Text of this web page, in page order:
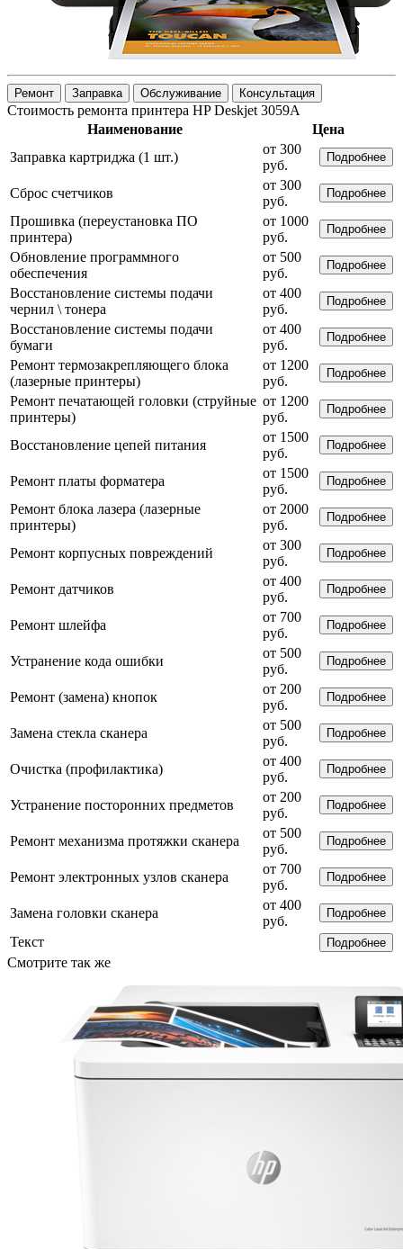
Ремонт Заправка Обслуживание Консультация
Стоимость ремонта принтера HP Deskjet 3059А
Наименование
Цена
Заправка картриджа (1 шт.)
от 300
руб.
Подробнее
Сброс счетчиков
от 300
руб.
Подробнее
Прошивка (переустановка ПО
принтера)
от 1000
руб.
Подробнее
Обновление программного
обеспечения
от 500
руб.
Подробнее
Восстановление системы подачи
чернил \ тонера
от 400
руб.
Подробнее
Восстановление системы подачи
бумаги
от 400
руб.
Подробнее
Ремонт термозакрепляющего блока
(лазерные принтеры)
от 1200
руб.
Подробнее
Ремонт печатающей головки (струйные
принтеры)
от 1200
руб.
Подробнее
Восстановление цепей питания
от 1500
руб.
Подробнее
Ремонт платы форматера
от 1500
руб.
Подробнее
Ремонт блока лазера (лазерные
принтеры)
от 2000
руб.
Подробнее
Ремонт корпусных повреждений
от 300
руб.
Подробнее
Ремонт датчиков
от 400
руб.
Подробнее
Ремонт шлейфа
от 700
руб.
Подробнее
Устранение кода ошибки
от 500
руб.
Подробнее
Ремонт (замена) кнопок
от 200
руб.
Подробнее
Замена стекла сканера
от 500
руб.
Подробнее
Очистка (профилактика)
от 400
руб.
Подробнее
Устранение посторонних предметов
от 200
руб.
Подробнее
Ремонт механизма протяжки сканера
от 500
руб.
Подробнее
Ремонт электронных узлов сканера
от 700
руб.
Подробнее
Замена головки сканера
от 400
руб.
Подробнее
Текст Подробнее
Смотрите так же